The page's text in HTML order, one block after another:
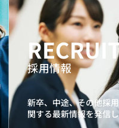
採用情報
新卒、中途、その他採
関する最新情報を発信